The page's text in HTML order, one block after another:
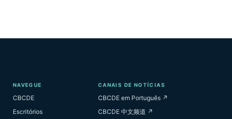
NAVEGUE
CBCDE
Escritórios
CANAIS DE NOTÍCIAS
CBCDE em Português ↗
CBCDE 中文频道 ↗